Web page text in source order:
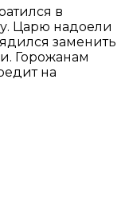
в
Царю надоели
заменить
Горожанам
на